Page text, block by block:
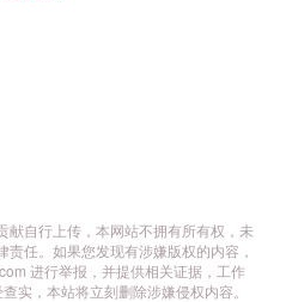
献自行上传，本网站不拥有所有权，未
任。如果您发现有涉嫌版权的内容，
进行举报，并提供相关证据，工作
实，本站将立刻删除涉嫌侵权内容。